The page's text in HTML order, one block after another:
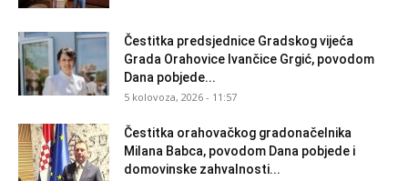
Čestitka predsjednice Gradskog vijeća
Grada Orahovice Ivančice Grgić, povodom
Dana pobjede...
5 kolovoza, 2026 - 11:57
Čestitka orahovačkog gradonačelnika
Milana Babca, povodom Dana pobjede i
domovinske zahvalnosti...